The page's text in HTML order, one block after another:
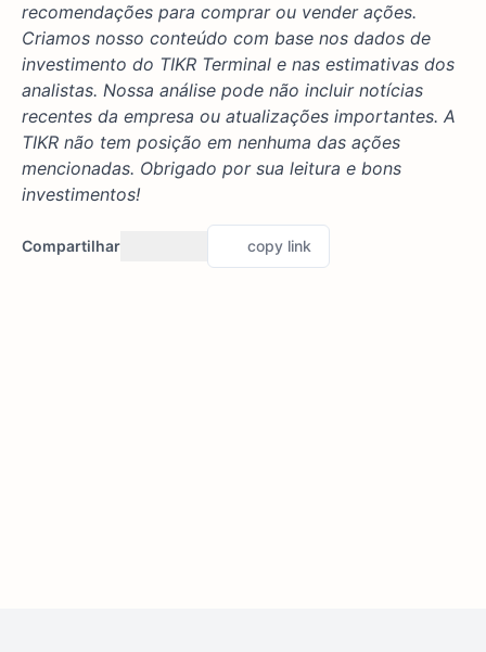
recomendações para comprar ou vender ações.
Criamos nosso conteúdo com base nos dados de
investimento do TIKR Terminal e nas estimativas dos
analistas. Nossa análise pode não incluir notícias
recentes da empresa ou atualizações importantes. A
TIKR não tem posição em nenhuma das ações
mencionadas. Obrigado por sua leitura e bons
investimentos!
Compartilhar copy link